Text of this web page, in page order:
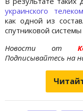
украинского
как одной из
спутниковой
Новости от
Подписывайтесь на